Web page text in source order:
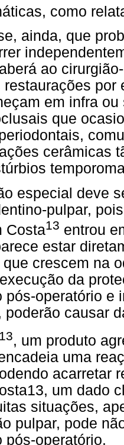
como
ainda, que
ao
restaurações
em infra
que
cerâmicas
especial deve
pulpar,
Costa13 entrou
estar
crescem na
da
pós-operatório e
poderão causar
13, um produto
uma
acarretar
um dado
situações,
pulpar, pode
pós-operatório.